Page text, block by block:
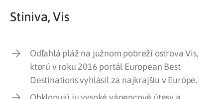
Stiniva, Vis
Odľahlá pláž na južnom pobreží ostrova Vis,
ktorú v roku 2016 portál European Best
Destinations vyhlásil za najkrajšiu v Európe.